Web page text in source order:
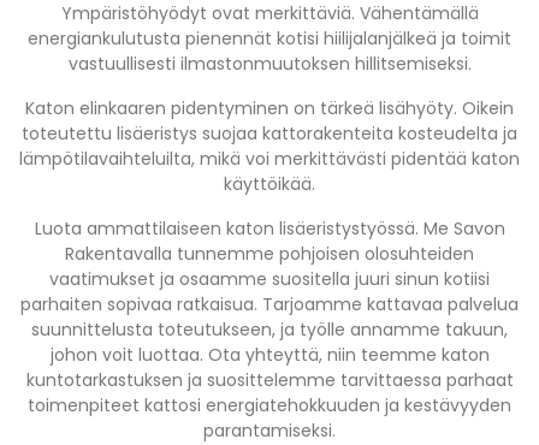
Ympäristöhyödyt ovat merkittäviä. Vähentämällä
energiankulutusta pienennät kotisi hiilijalanjälkeä ja toimit
vastuullisesti ilmastonmuutoksen hillitsemiseksi.
Katon elinkaaren pidentyminen on tärkeä lisähyöty. Oikein
toteutettu lisäeristys suojaa kattorakenteita kosteudelta ja
lämpötilavaihteluilta, mikä voi merkittävästi pidentää katon
käyttöikää.
Luota ammattilaiseen katon lisäeristystyössä. Me Savon
Rakentavalla tunnemme pohjoisen olosuhteiden
vaatimukset ja osaamme suositella juuri sinun kotiisi
parhaiten sopivaa ratkaisua. Tarjoamme kattavaa palvelua
suunnittelusta toteutukseen, ja työlle annamme takuun,
johon voit luottaa. Ota yhteyttä, niin teemme katon
kuntotarkastuksen ja suosittelemme tarvittaessa parhaat
toimenpiteet kattosi energiatehokkuuden ja kestävyyden
parantamiseksi.